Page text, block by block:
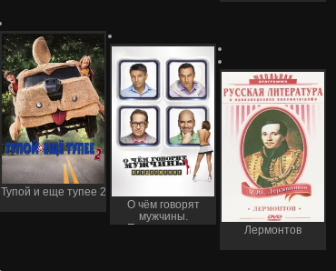
Тупой и еще тупее 2
О чём говорят
мужчины.
Продолжение
Лермонтов